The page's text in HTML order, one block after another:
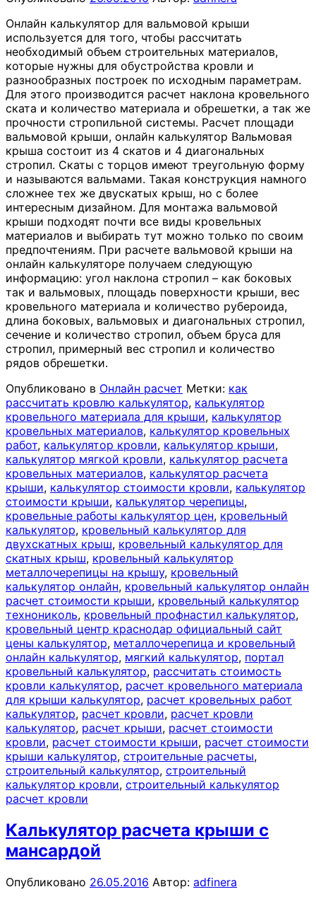
Онлайн калькулятор для вальмовой крыши
используется для того, чтобы рассчитать
необходимый объем строительных материалов,
которые нужны для обустройства кровли и
разнообразных построек по исходным параметрам.
Для этого производится расчет наклона кровельного
ската и количество материала и обрешетки, а так же
прочности стропильной системы. Расчет площади
вальмовой крыши, онлайн калькулятор Вальмовая
крыша состоит из 4 скатов и 4 диагональных
стропил. Скаты с торцов имеют треугольную форму
и называются вальмами. Такая конструкция намного
сложнее тех же двускатых крыш, но с более
интересным дизайном. Для монтажа вальмовой
крыши подходят почти все виды кровельных
материалов и выбирать тут можно только по своим
предпочтениям. При расчете вальмовой крыши на
онлайн калькуляторе получаем следующую
информацию: угол наклона стропил – как боковых
так и вальмовых, площадь поверхности крыши, вес
кровельного материала и количество рубероида,
длина боковых, вальмовых и диагональных стропил,
сечение и количество стропил, объем бруса для
стропил, примерный вес стропил и количество
рядов обрешетки.
Опубликовано в Онлайн расчет Метки: как
рассчитать кровлю калькулятор, калькулятор
кровельного материала для крыши, калькулятор
кровельных материалов, калькулятор кровельных
работ, калькулятор кровли, калькулятор крыши,
калькулятор мягкой кровли, калькулятор расчета
кровельных материалов, калькулятор расчета
крыши, калькулятор стоимости кровли, калькулятор
стоимости крыши, калькулятор черепицы,
кровельные работы калькулятор цен, кровельный
калькулятор, кровельный калькулятор для
двухскатных крыш, кровельный калькулятор для
скатных крыш, кровельный калькулятор
металлочерепицы на крышу, кровельный
калькулятор онлайн, кровельный калькулятор онлайн
расчет стоимости крыши, кровельный калькулятор
технониколь, кровельный профнастил калькулятор,
кровельный центр краснодар официальный сайт
цены калькулятор, металлочерепица и кровельный
онлайн калькулятор, мягкий калькулятор, портал
кровельный калькулятор, рассчитать стоимость
кровли калькулятор, расчет кровельного материала
для крыши калькулятор, расчет кровельных работ
калькулятор, расчет кровли, расчет кровли
калькулятор, расчет крыши, расчет стоимости
кровли, расчет стоимости крыши, расчет стоимости
крыши калькулятор, строительные расчеты,
строительный калькулятор, строительный
калькулятор кровли, строительный калькулятор
расчет кровли
Калькулятор расчета крыши с
мансардой
Опубликовано 26.05.2016 Автор: adfinera